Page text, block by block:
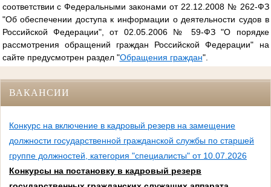
соответствии с Федеральными законами от 22.12.2008 № 262-ФЗ
"Об обеспечении доступа к информации о деятельности судов в
Российской Федерации", от 02.05.2006 № 59-ФЗ "О порядке
рассмотрения обращений граждан Российской Федерации" на
сайте предусмотрен раздел "Обращения граждан".
ВАКАНСИИ
Конкурс на включение в кадровый резерв на замещение
должности государственной гражданской службы по старшей
группе должностей, категория "специалисты" от 10.07.2026
Конкурсы на постановку в кадровый резерв